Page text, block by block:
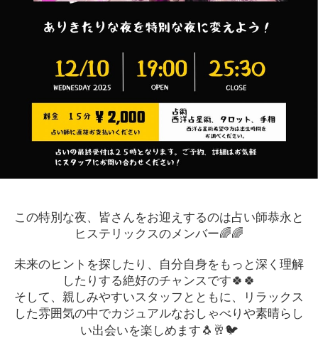
この特別な夜、皆さんをお迎えするのは占い師恭永と
ヒステリックスのメンバー🌈🌈
未来のヒントを探したり、自分自身をもっと深く理解
したりする絶好のチャンスです🍀🍀
そして、親しみやすいスタッフとともに、リラックス
した雰囲気の中でカジュアルなおしゃべりや素晴らし
い出会いを楽しめます🐧🥂🐦